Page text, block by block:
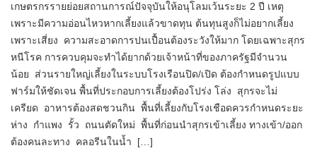
เกษตรกรรายย่อยสถานการณ์ปัจจุบันให้อนุโลมเว้นระยะ 2 ปี เหตุ
เพราะมีความอ่อนไหวหากเลี้ยงแล้วขาดทุน ต้นทุนสูงก็ไม่อยากเลี้ยง
เพราะเสี่ยง ความสะอาดการปนเปื้อนต้องระวังให้มาก โดยเฉพาะสุกร
หนีโรค การควบคุมจะทำได้ยากด้วยเจ้าหน้าที่ของภาครัฐมีจำนวน
น้อย ส่วนรายใหญ่เลี้ยงในระบบโรงเรือนปิด/เปิด ต้องกำหนดรูปแบบ
ฟาร์มให้ชัดเจน พื้นที่ประกอบการเลี้ยงต้องโปร่ง โล่ง สุกรจะไม่
เครียด อาหารต้องสดชวนกิน พื้นที่เลี้ยงกับโรงเชือดควรกำหนดระยะ
ห่าง กำแพง รั้ว ถนนตัดใหม่ พื้นที่ก่อนนำสุกรเข้าเลี้ยง ทางเข้า/ออก
ต้องคนละทาง คลอรีนในน้ำ […]